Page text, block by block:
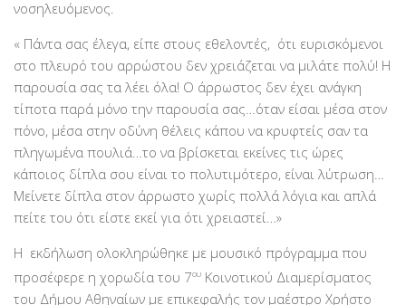
νοσηλευόμενος.
« Πάντα σας έλεγα, είπε στους εθελοντές, ότι ευρισκόμενοι
στο πλευρό του αρρώστου δεν χρειάζεται να μιλάτε πολύ! Η
παρουσία σας τα λέει όλα! Ο άρρωστος δεν έχει ανάγκη
τίποτα παρά μόνο την παρουσία σας…όταν είσαι μέσα στον
πόνο, μέσα στην οδύνη θέλεις κάπου να κρυφτείς σαν τα
πληγωμένα πουλιά…το να βρίσκεται εκείνες τις ώρες
κάποιος δίπλα σου είναι το πολυτιμότερο, είναι λύτρωση…
Μείνετε δίπλα στον άρρωστο χωρίς πολλά λόγια και απλά
πείτε του ότι είστε εκεί για ότι χρειαστεί…»
Η εκδήλωση ολοκληρώθηκε με μουσικό πρόγραμμα που
προσέφερε η χορωδία του 7ου Κοινοτικού Διαμερίσματος
του Δήμου Αθηναίων με επικεφαλής τον μαέστρο Χρήστο